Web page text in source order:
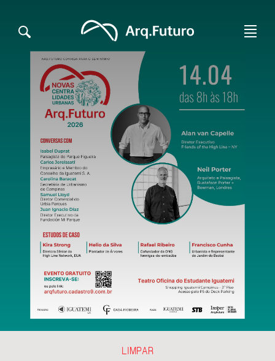
LIMPAR